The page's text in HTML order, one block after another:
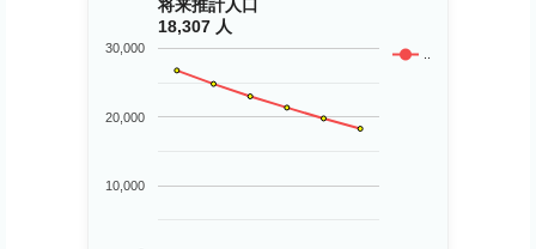
将来推計人口
18,307 人
..
10,000
20,000
30,000